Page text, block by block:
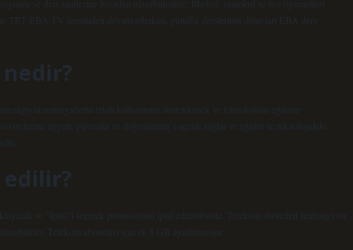
ve ders saatlerine buradan ulaşabilirsiniz! İlkokul, ortaokul ve lise öğrencileri
TRT EBA TV üzerinden devam ederken, gündüz derslerinin detayları EBA ders
nedir?
materyallerin etkili kullanımını desteklemek ve teknolojinin eğitime
uygun, güvenilir ve doğrulanmış e-içerik sağlar ve eğitim ve teknolojideki
edilir?
ve “İptal”i seçerek promosyonu iptal edebilirsiniz. Telekom aboneleri herhangi bir
Telekom aboneleri için ek 8 GB ayarlanmıştır.